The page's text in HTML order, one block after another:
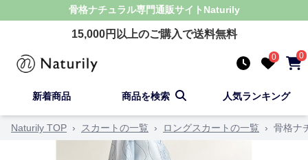
骨格ナチュラル専門通販サイト Naturily
15,000円以上のご購入で送料無料
0 0
新着商品 商品を検索 人気ランキング
Naturily TOP › スカートの一覧 › ロングスカートの一覧 › 骨格ナ